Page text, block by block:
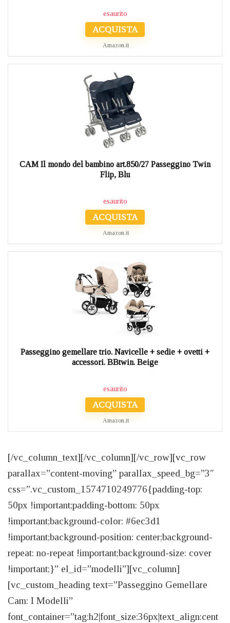
esaurito
ACQUISTA
Amazon.it
CAM Il mondo del bambino art.850/27 Passeggino Twin
Flip, Blu
esaurito
ACQUISTA
Amazon.it
Passeggino gemellare trio. Navicelle + sedie + ovetti +
accessori. BBtwin. Beige
esaurito
ACQUISTA
Amazon.it
[/vc_column_text][/vc_column][/vc_row][vc_row
parallax=”content-moving” parallax_speed_bg=”3″
css=”.vc_custom_1574710249776{padding-top:
50px !important;padding-bottom: 50px
!important;background-color: #6ec3d1
!important;background-position: center;background-
repeat: no-repeat !important;background-size: cover
!important;}” el_id=”modelli”][vc_column]
[vc_custom_heading text=”Passeggino Gemellare
Cam: I Modelli”
font_container=”tag:h2|font_size:36px|text_align:cent